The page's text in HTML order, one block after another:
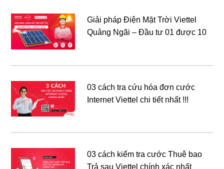
Giải pháp Điện Mặt Trời Viettel
Quảng Ngãi – Đầu tư 01 được 10
03 cách tra cứu hóa đơn cước
Internet Viettel chi tiết nhất !!!
03 cách kiểm tra cước Thuê bao
Trả sau Viettel chính xác nhất